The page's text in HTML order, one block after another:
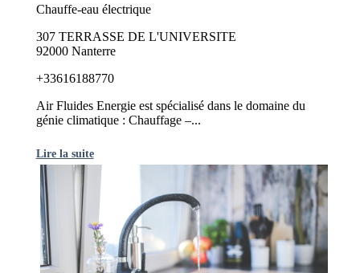
Chauffe-eau électrique
307 TERRASSE DE L'UNIVERSITE
92000 Nanterre
+33616188770
Air Fluides Energie est spécialisé dans le domaine du
génie climatique : Chauffage –...
Lire la suite